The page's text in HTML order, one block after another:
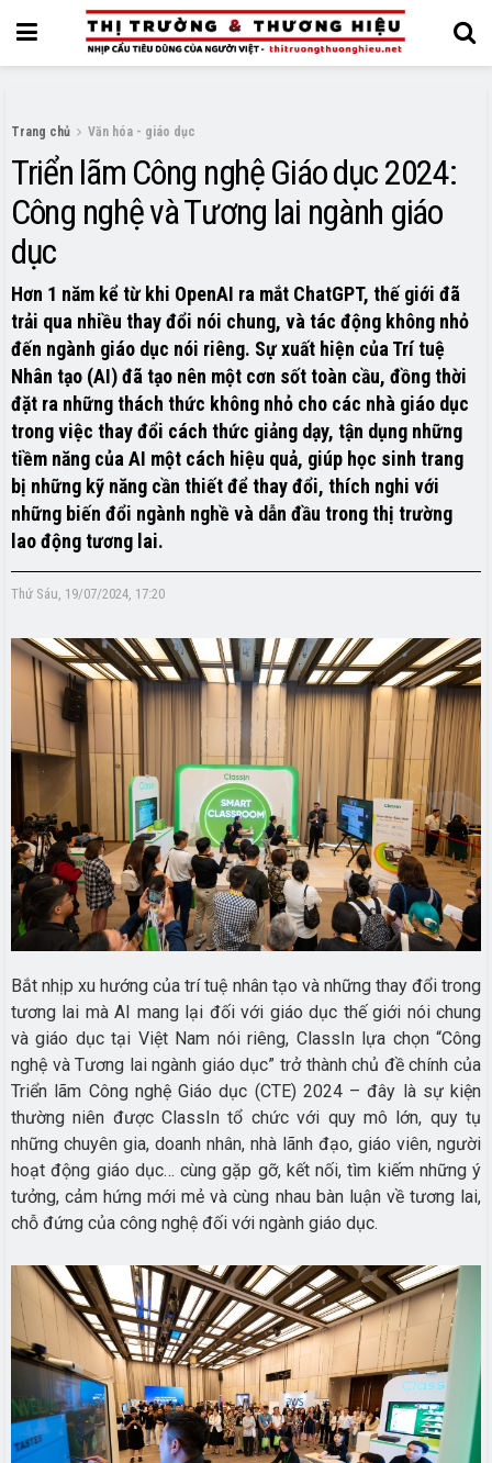
Trang chủ Văn hóa - giáo dục
Triển lãm Công nghệ Giáo dục 2024:
Công nghệ và Tương lai ngành giáo
dục
Hơn 1 năm kể từ khi OpenAI ra mắt ChatGPT, thế giới đã
trải qua nhiều thay đổi nói chung, và tác động không nhỏ
đến ngành giáo dục nói riêng. Sự xuất hiện của Trí tuệ
Nhân tạo (AI) đã tạo nên một cơn sốt toàn cầu, đồng thời
đặt ra những thách thức không nhỏ cho các nhà giáo dục
trong việc thay đổi cách thức giảng dạy, tận dụng những
tiềm năng của AI một cách hiệu quả, giúp học sinh trang
bị những kỹ năng cần thiết để thay đổi, thích nghi với
những biến đổi ngành nghề và dẫn đầu trong thị trường
lao động tương lai.
Thứ Sáu, 19/07/2024, 17:20
Bắt nhịp xu hướng của trí tuệ nhân tạo và những thay đổi trong
tương lai mà AI mang lại đối với giáo dục thế giới nói chung
và giáo dục tại Việt Nam nói riêng, ClassIn lựa chọn “Công
nghệ và Tương lai ngành giáo dục” trở thành chủ đề chính của
Triển lãm Công nghệ Giáo dục (CTE) 2024 – đây là sự kiện
thường niên được ClassIn tổ chức với quy mô lớn, quy tụ
những chuyên gia, doanh nhân, nhà lãnh đạo, giáo viên, người
hoạt động giáo dục… cùng gặp gỡ, kết nối, tìm kiếm những ý
tưởng, cảm hứng mới mẻ và cùng nhau bàn luận về tương lai,
chỗ đứng của công nghệ đối với ngành giáo dục.